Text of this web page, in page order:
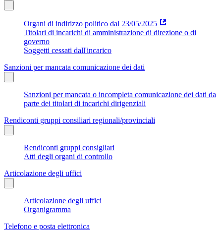
Organi di indirizzo politico dal 23/05/2025
Titolari di incarichi di amministrazione di direzione o di
governo
Soggetti cessati dall'incarico
Sanzioni per mancata comunicazione dei dati
Sanzioni per mancata o incompleta comunicazione dei dati da
parte dei titolari di incarichi dirigenziali
Rendiconti gruppi consiliari regionali/provinciali
Rendiconti gruppi consigliari
Atti degli organi di controllo
Articolazione degli uffici
Articolazione degli uffici
Organigramma
Telefono e posta elettronica